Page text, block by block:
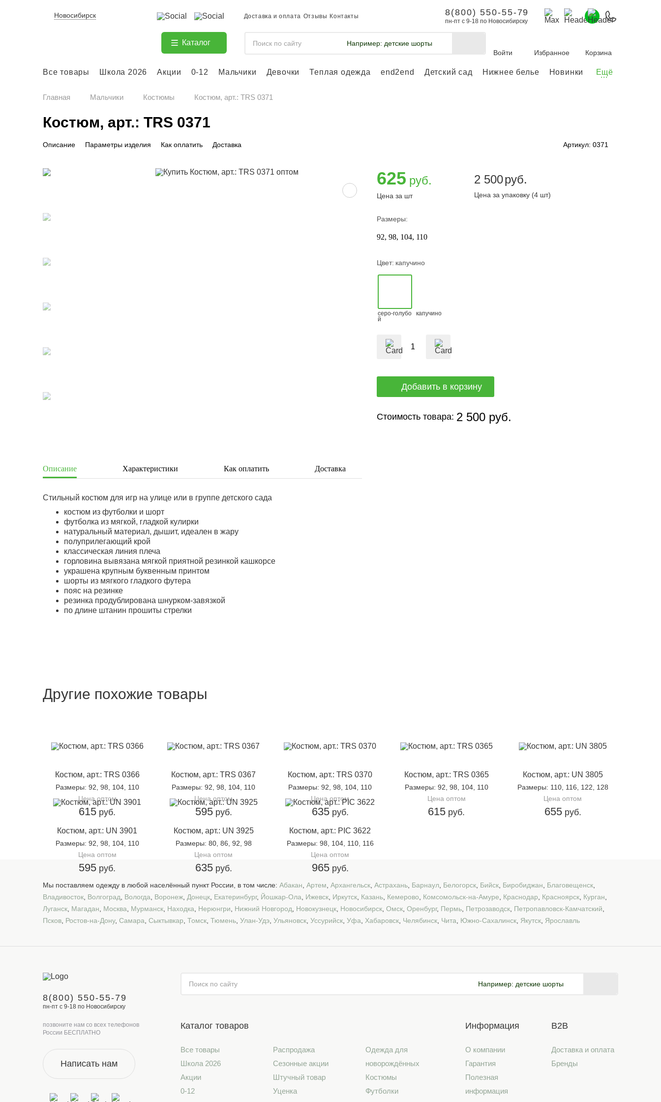
Новосибирск Доставка и оплата Отзывы Контакты 8(800) 550-55-79
пн-пт с 9-18 по Новосибирску
Каталог Например: детские шорты
Войти
Избранное Корзина
Все товары Школа 2026 Акции 0-12 Мальчики Девочки Теплая одежда end2end Детский сад Нижнее белье Новинки Ещё
...
Главная Мальчики Костюмы Костюм, арт.: TRS 0371
Костюм, арт.: TRS 0371
Описание Параметры изделия Как оплатить Доставка Артикул: 0371
625 руб.
Цена за шт
2 500руб.
Цена за упаковку (4 шт)
Размеры:
92 98 104 110
Цвет: капучино
серо-голубо
й
капучино
Стоимость товара: 2 500 руб.
Описание Характеристики Как оплатить Доставка
Стильный костюм для игр на улице или в группе детского сада
костюм из футболки и шорт
футболка из мягкой, гладкой кулирки
натуральный материал, дышит, идеален в жару
полуприлегающий крой
классическая линия плеча
горловина вывязана мягкой приятной резинкой кашкорсе
украшена крупным буквенным принтом
шорты из мягкого гладкого футера
пояс на резинке
резинка продублирована шнурком-завязкой
по длине штанин прошиты стрелки
Другие похожие товары
Костюм, арт.: TRS 0366
Размеры: 92, 98, 104, 110
Цена оптом
615 руб.
Костюм, арт.: TRS 0367
Размеры: 92, 98, 104, 110
Цена оптом
595руб.
Костюм, арт.: TRS 0370
Размеры: 92, 98, 104, 110
Цена оптом
635руб.
Костюм, арт.: TRS 0365
Размеры: 92, 98, 104, 110
Цена оптом
615 руб.
Костюм, арт.: UN 3805
Размеры: 110, 116, 122, 128
Цена оптом
655руб.
Костюм, арт.: UN 3901
Размеры: 92, 98, 104, 110
Цена оптом
595 руб.
Костюм, арт.: UN 3925
Размеры: 80, 86, 92, 98
Цена оптом
635руб.
Костюм, арт.: PIC 3622
Размеры: 98, 104, 110, 116
Цена оптом
965руб.
Мы поставляем одежду в любой населённый пункт России, в том числе: Абакан Артем Архангельск Астрахань Барнаул Белогорск Бийск Биробиджан Благовещенск
Владивосток Волгоград Вологда Воронеж Донецк Екатеринбург, Йошкар-Ола Ижевск Иркутск Казань Кемерово Комсомольск-на-Амуре Краснодар Красноярск Курган
Луганск Магадан Москва Мурманск Находка Нерюнгри Нижний Новгород Новокузнецк Новосибирск Омск Оренбург, Пермь Петрозаводск Петропавловск-Камчатский
Псков Ростов-на-Дону, Самара Сыктывкар Томск Тюмень Улан-Удэ Ульяновск Уссурийск Уфа Хабаровск Челябинск Чита Южно-Сахалинск Якутск Ярославль
8(800) 550-55-79
пн-пт с 9-18 по Новосибирску
позвоните нам со всех телефонов
России БЕСПЛАТНО
Написать нам
Например: детские шорты
Каталог товаров
Все товары
Школа 2026
Акции
0-12
Распродажа
Сезонные акции
Штучный товар
Уценка
Одежда для
новорождённых
Костюмы
Футболки
Информация
О компании
Гарантия
Полезная
информация
B2B
Доставка и оплата
Бренды